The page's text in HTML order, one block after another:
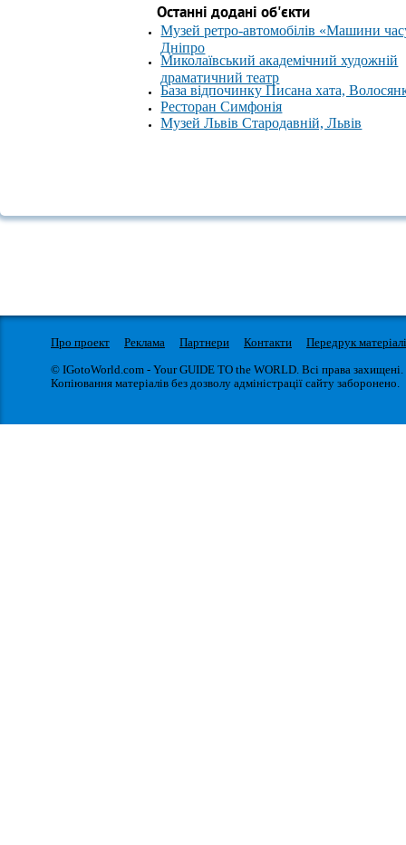
Останні додані об'єкти
Музей ретро-автомобілів «Машини
Дніпро
Миколаївський академічний художній
драматичний театр
База відпочинку Писана хата,
Ресторан Симфонія
Музей Львів Стародавній, Львів
Про проект Реклама Партнери Контакти
Передрук
© IGotoWorld.com - Your GUIDE TO the WORLD. Всі права захищені.
Копіювання матеріалів без дозволу адміністрації сайту заборонено.